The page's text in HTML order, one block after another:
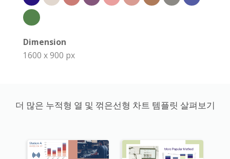
Dimension
1600 x 900 px
더 많은 누적형 열 및 꺾은선형 차트 템플릿 살펴보기